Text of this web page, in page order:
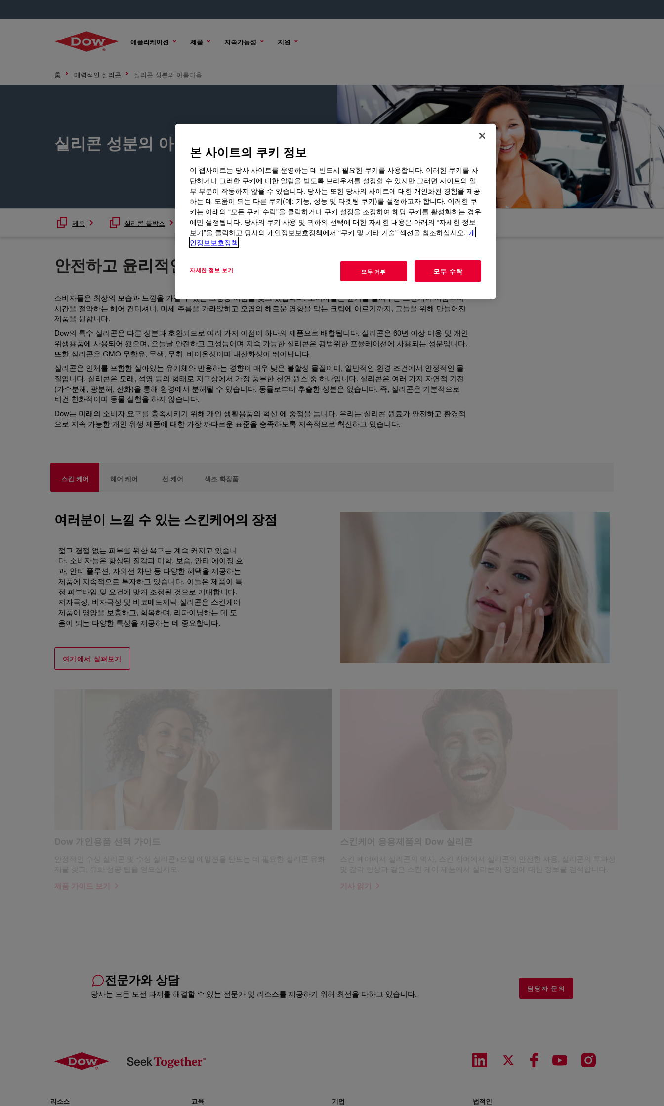
애플리케이션 제품 지속가능성 지원
홈 매력적인 실리콘 실리콘 성분의 아름다움
실리콘 성분의 아름다움
제품 실리콘 툴박스 실리콘 혁신
안전하고 윤리적인
소비자들은 최상의 모습과 느낌을 가질 수 있는 고성능 제품을 찾고 있습니다. 소비자들은 윤기를 줄여주는 스킨케어 제품부터
시간을 절약하는 헤어 컨디셔너, 미세 주름을 가라앉히고 오염의 해로운 영향을 막는 크림에 이르기까지, 그들을 위해 만들어진
제품을 원합니다.
Dow의 특수 실리콘은 다른 성분과 호환되므로 여러 가지 이점이 하나의 제품으로 배합됩니다. 실리콘은 60년 이상 미용 및 개인
위생용품에 사용되어 왔으며, 오늘날 안전하고 고성능이며 지속 가능한 실리콘은 광범위한 포뮬레이션에 사용되는 성분입니다.
또한 실리콘은 GMO 무함유, 무색, 무취, 비이온성이며 내산화성이 뛰어납니다.
실리콘은 인체를 포함한 살아있는 유기체와 반응하는 경향이 매우 낮은 불활성 물질이며, 일반적인 환경 조건에서 안정적인 물
질입니다. 실리콘은 모래, 석영 등의 형태로 지구상에서 가장 풍부한 천연 원소 중 하나입니다. 실리콘은 여러 가지 자연적 기전
(가수분해, 광분해, 산화)을 통해 환경에서 분해될 수 있습니다. 동물로부터 추출한 성분은 없습니다. 즉, 실리콘은 기본적으로
비건 친화적이며 동물 실험을 하지 않습니다.
Dow는 미래의 소비자 요구를 충족시키기 위해 개인 생활용품의 혁신 에 중점을 둡니다. 우리는 실리콘 원료가 안전하고 환경적
으로 지속 가능한 개인 위생 제품에 대한 가장 까다로운 표준을 충족하도록 지속적으로 혁신하고 있습니다.
스킨 케어 헤어 케어 선 케어 색조 화장품
여러분이 느낄 수 있는 스킨케어의 장점
젊고 결점 없는 피부를 위한 욕구는 계속 커지고 있습니
다. 소비자들은 향상된 질감과 미학, 보습, 안티 에이징 효
과, 안티 폴루션, 자외선 차단 등 다양한 혜택을 제공하는
제품에 지속적으로 투자하고 있습니다. 이들은 제품이 특
정 피부타입 및 요건에 맞게 조정될 것으로 기대합니다.
저자극성, 비자극성 및 비코메도제닉 실리콘은 스킨케어
제품이 영양을 보충하고, 회복하며, 리파이닝하는 데 도
움이 되는 다양한 특성을 제공하는 데 중요합니다.
여기에서 살펴보기
제품 가이드 보기 기사 읽기
전문가와 상담
당사는 모든 도전 과제를 해결할 수 있는 전문가 및 리소스를 제공하기 위해 최선을 다하고 있습니다.
담당자 문의
리소스 교육 기업 법적인
본 사이트의 쿠키 정보
이 웹사이트는 당사 사이트를 운영하는 데 반드시 필요한 쿠키를 사용합니다. 이러한 쿠키를 차
단하거나 그러한 쿠키에 대한 알림을 받도록 브라우저를 설정할 수 있지만 그러면 사이트의 일
부 부분이 작동하지 않을 수 있습니다. 당사는 또한 당사의 사이트에 대한 개인화된 경험을 제공
하는 데 도움이 되는 다른 쿠키(예: 기능, 성능 및 타겟팅 쿠키)를 설정하고자 합니다. 이러한 쿠
키는 아래의 “모든 쿠키 수락”을 클릭하거나 쿠키 설정을 조정하여 해당 쿠키를 활성화하는 경우
에만 설정됩니다. 당사의 쿠키 사용 및 귀하의 선택에 대한 자세한 내용은 아래의 “자세한 정보
보기”을 클릭하고 당사의 개인정보보호정책에서 “쿠키 및 기타 기술” 섹션을 참조하십시오. 개
인정보보호정책
자세한 정보 보기 모두 거부 모두 수락